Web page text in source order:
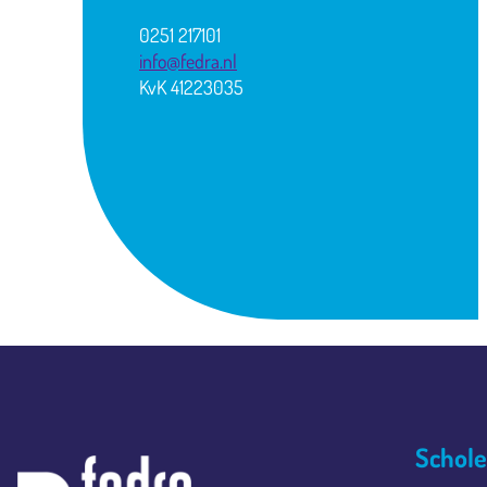
0251 217101
info@fedra.nl
KvK 41223035